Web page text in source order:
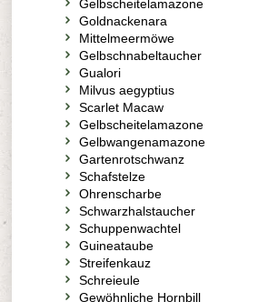
Gelbscheitelamazone
Goldnackenara
Mittelmeermöwe
Gelbschnabeltaucher
Gualori
Milvus aegyptius
Scarlet Macaw
Gelbscheitelamazone
Gelbwangenamazone
Gartenrotschwanz
Schafstelze
Ohrenscharbe
Schwarzhalstaucher
Schuppenwachtel
Guineataube
Streifenkauz
Schreieule
Gewöhnliche Hornbill